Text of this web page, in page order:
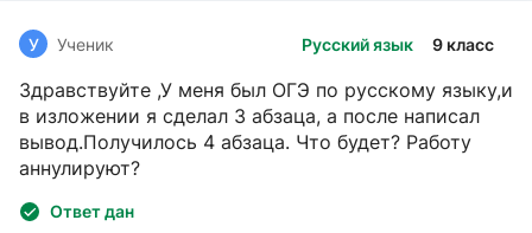
Русский язык 9 класс
У Ученик
Здравствуйте ,У меня был ОГЭ по русскому языку,и
в изложении я сделал 3 абзаца, а после написал
вывод.Получилось 4 абзаца. Что будет? Работу
аннулируют?
Ответ дан